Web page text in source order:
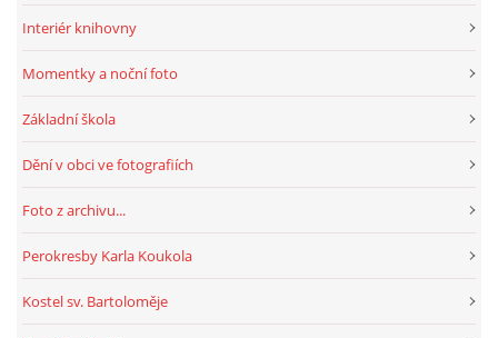
Interiér knihovny
Momentky a noční foto
Základní škola
Dění v obci ve fotografiích
Foto z archivu...
Perokresby Karla Koukola
Kostel sv. Bartoloměje